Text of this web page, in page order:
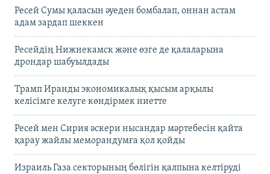
Ресей Сумы қаласын әуеден бомбалап, оннан астам
адам зардап шеккен
Ресейдің Нижнекамск және өзге де қалаларына
дрондар шабуылдады
Трамп Иранды экономикалық қысым арқылы
келісімге келуге көндірмек ниетте
Ресей мен Сирия әскери нысандар мәртебесін қайта
қарау жайлы меморандумға қол қойды
Израиль Газа секторының бөлігін қалпына келтіруді